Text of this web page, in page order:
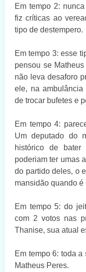
Em tempo 2:
fiz críticas ao
tipo de destempero.
Em tempo 3: esse
pensou se
não leva desaforo
ele, na
de trocar bufetes e
Em tempo 4:
Um deputado do
histórico de
poderiam ter umas
do partido deles, o
mansidão quando é
Em tempo 5: do
com 2 votos nas
Thanise, sua atual
Em tempo 6: toda
Matheus Peres.